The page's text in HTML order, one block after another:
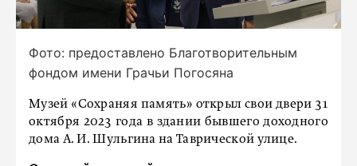
Фото: предоставлено Благотворительным
фондом имени Грачьи Погосяна
Музей «Сохраняя память» открыл свои двери 31
октября 2023 года в здании бывшего доходного
дома А. И. Шульгина на Таврической улице.